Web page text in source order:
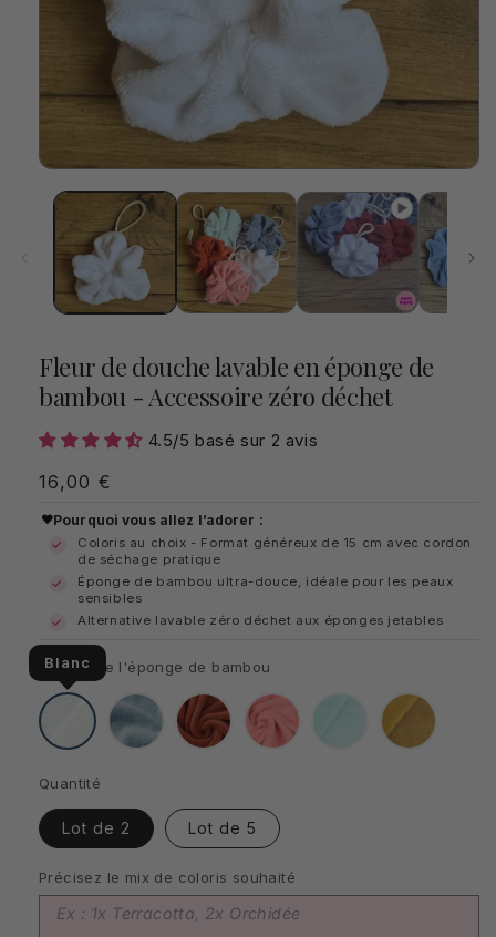
média
dans
fenêtre
modale
Fleur de douche lavable en éponge de
bambou - Accessoire zéro déchet
4.5/5 basé sur 2 avis
Prix
16,00 €
Pourquoi vous allez l’adorer :
Coloris au choix - Format généreux de 15 cm avec cordon
de séchage pratique
Éponge de bambou ultra-douce, idéale pour les peaux
sensibles
Alternative lavable zéro déchet aux éponges jetables
Coloris de l'éponge de bambou
Blanc
Blanc
Bleu TerracottaOrchidée Céladon Jaune
Quantité
Lot de 2 Lot de 5
Précisez le mix de coloris souhaité